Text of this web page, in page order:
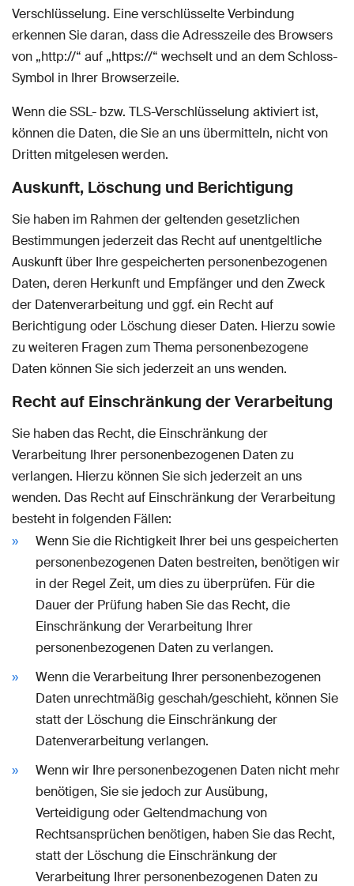
Verschlüsselung. Eine verschlüsselte Verbindung
erkennen Sie daran, dass die Adresszeile des Browsers
von „http://“ auf „https://“ wechselt und an dem Schloss-
Symbol in Ihrer Browserzeile.
Wenn die SSL- bzw. TLS-Verschlüsselung aktiviert ist,
können die Daten, die Sie an uns übermitteln, nicht von
Dritten mitgelesen werden.
Auskunft, Löschung und Berichtigung
Sie haben im Rahmen der geltenden gesetzlichen
Bestimmungen jederzeit das Recht auf unentgeltliche
Auskunft über Ihre gespeicherten personenbezogenen
Daten, deren Herkunft und Empfänger und den Zweck
der Datenverarbeitung und ggf. ein Recht auf
Berichtigung oder Löschung dieser Daten. Hierzu sowie
zu weiteren Fragen zum Thema personenbezogene
Daten können Sie sich jederzeit an uns wenden.
Recht auf Einschränkung der Verarbeitung
Sie haben das Recht, die Einschränkung der
Verarbeitung Ihrer personenbezogenen Daten zu
verlangen. Hierzu können Sie sich jederzeit an uns
wenden. Das Recht auf Einschränkung der Verarbeitung
besteht in folgenden Fällen:
Wenn Sie die Richtigkeit Ihrer bei uns gespeicherten
personenbezogenen Daten bestreiten, benötigen wir
in der Regel Zeit, um dies zu überprüfen. Für die
Dauer der Prüfung haben Sie das Recht, die
Einschränkung der Verarbeitung Ihrer
personenbezogenen Daten zu verlangen.
Wenn die Verarbeitung Ihrer personenbezogenen
Daten unrechtmäßig geschah/geschieht, können Sie
statt der Löschung die Einschränkung der
Datenverarbeitung verlangen.
Wenn wir Ihre personenbezogenen Daten nicht mehr
benötigen, Sie sie jedoch zur Ausübung,
Verteidigung oder Geltendmachung von
Rechtsansprüchen benötigen, haben Sie das Recht,
statt der Löschung die Einschränkung der
Verarbeitung Ihrer personenbezogenen Daten zu